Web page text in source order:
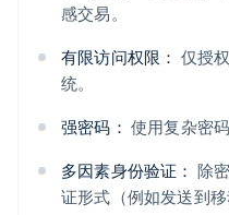
感交易。
有限访问权限： 仅授
统。
强密码： 使用复杂密
多因素身份验证： 除
证形式（例如发送到移